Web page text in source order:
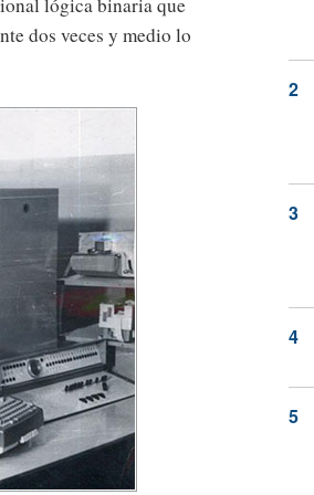
dos veces y medio lo